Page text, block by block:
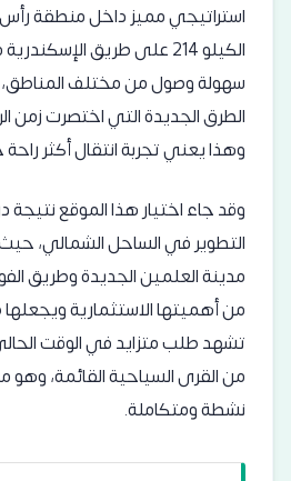
استراتيجي مميز داخل منطقة
الكيلو 214 على طريق
سهولة وصول من مختلف
الطرق الجديدة التي اختصرت زمن
وهذا يعني تجربة انتقال أكثر
وقد جاء اختيار هذا الموقع
التطوير في الساحل الشمالي،
مدينة العلمين الجديدة وطريق
من أهميتها الاستثمارية
تشهد طلب متزايد في الوقت
من القرى السياحية القائمة،
نشطة ومتكاملة.